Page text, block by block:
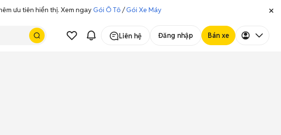
ưu tiên hiển thị. Xem ngayGói Ô Tô /Gói Xe Máy
Liên hệ Đăng nhập Bán xe